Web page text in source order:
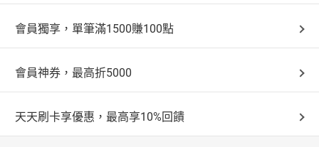
會員獨享，單筆滿1500賺100點
會員神券，最高折5000
天天刷卡享優惠，最高享10%回饋